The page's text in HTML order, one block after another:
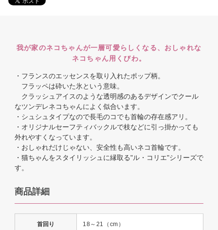
我が家のネコちゃんが一層可愛らしくなる、おしゃれな
ネコちゃん用くびわ。
・フランスのエッセンスを取り入れたポップ柄。
フラッペは砕いた氷という意味。
クラッシュアイスのような透明感のあるデザインでクール
なツンデレネコちゃんによく似合います。
・シュシュタイプなので長毛のコでも首輪の存在感アリ。
・オリジナルセーフティバックルで枝などに引っ掛かっても
外れやすくなっています。
・おしゃれだけじゃない、安全性も高いネコ首輪です。
・猫ちゃんをスタイリッシュに縁取る"ル・コリエ"シリーズで
す。
商品詳細
首回り 18～21（cm）